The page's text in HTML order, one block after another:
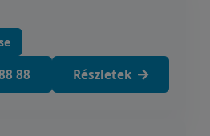
88 Részletek